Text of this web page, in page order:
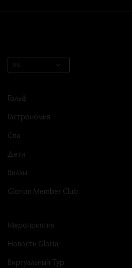
RU
Гольф
Гастрономия
Спа
Дети
Виллы
Glorian Member Club
Мероприятия
Новости Gloria
Виртуальный Тур